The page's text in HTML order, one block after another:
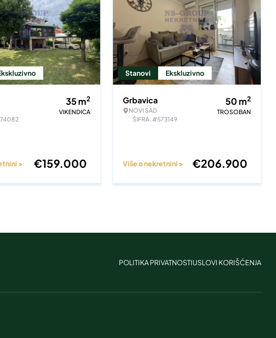
35m2
VIKENDICA
> €159.000
Stanovi Ekskluzivno
Grbavica
NOVI SAD
ŠIFRA: #573149
50 m2
TROSOBAN
Više o nekretnini > €206.900
POLITIKA PRIVATNOSTIUSLOVI KORIŠĆENJA